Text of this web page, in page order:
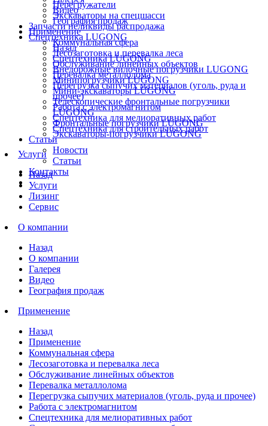
Видео
География продаж
Применение
Коммунальная сфера
Лесозаготовка и перевалка леса
Обслуживание линейных объектов
Перевалка металлолома
Перегрузка сыпучих материалов (уголь, руда и
прочее)
Работа с электромагнитом
Спецтехника для мелиоративных работ
Спецтехника для строительных работ
Статьи
Новости
Статьи
Контакты
Перегружатели
Экскаваторы на спецшасси
Запчасти неликвиды распродажа
Спецтехника LUGONG
Назад
Спецтехника LUGONG
Внедорожные вилочные погрузчики LUGONG
Минипогрузчики LUGONG
Мини-экскаваторы LUGONG
Телескопические фронтальные погрузчики
LUGONG
Фронтальные погрузчики LUGONG
Экскаваторы-погрузчики LUGONG
Услуги
Назад
Услуги
Лизинг
Сервис
О компании
Назад
О компании
Галерея
Видео
География продаж
Применение
Назад
Применение
Коммунальная сфера
Лесозаготовка и перевалка леса
Обслуживание линейных объектов
Перевалка металлолома
Перегрузка сыпучих материалов (уголь, руда и прочее)
Работа с электромагнитом
Спецтехника для мелиоративных работ